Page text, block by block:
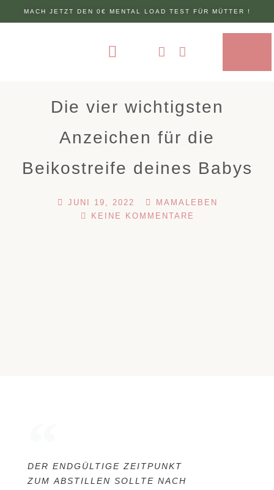
MACH JETZT DEN 0€ MENTAL LOAD TEST FÜR MÜTTER !
Die vier wichtigsten
Anzeichen für die
Beikostreife deines Babys
JUNI 19, 2022
MAMALEBEN
KEINE KOMMENTARE
DER ENDGÜLTIGE ZEITPUNKT
ZUM ABSTILLEN SOLLTE NACH